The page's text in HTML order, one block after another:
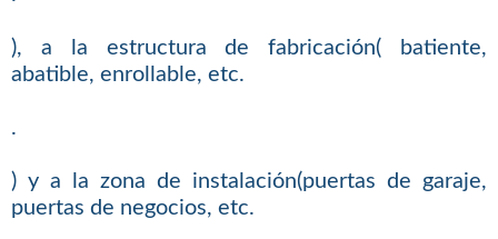
), a la estructura de fabricación( batiente,
abatible, enrollable, etc.
.
) y a la zona de instalación(puertas de garaje,
puertas de negocios, etc.